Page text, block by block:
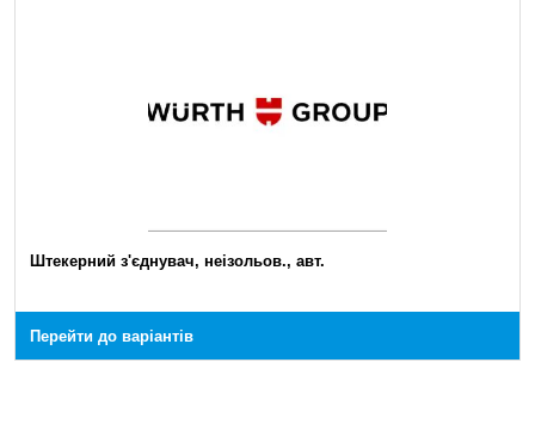
Штекерний з'єднувач, неізольов., авт.
Перейти до варіантів